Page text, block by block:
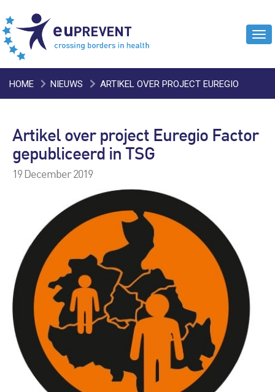
HOME NIEUWS ARTIKEL OVER PROJECT EUREGIO
Artikel over project Euregio Factor
gepubliceerd in TSG
19 December 2019